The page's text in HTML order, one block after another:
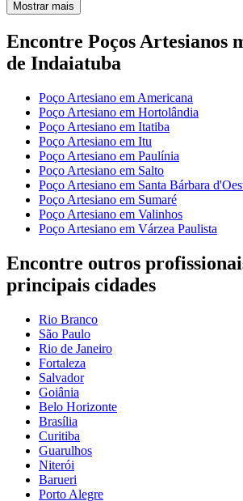
Mostrar mais
Encontre Poços Artesianos
de Indaiatuba
Poço Artesiano em Americana
Poço Artesiano em Hortolândia
Poço Artesiano em Itatiba
Poço Artesiano em Itu
Poço Artesiano em Paulínia
Poço Artesiano em Salto
Poço Artesiano em Santa Bárbara
Poço Artesiano em Sumaré
Poço Artesiano em Valinhos
Poço Artesiano em Várzea Paulista
Encontre outros
principais cidades
Rio Branco
São Paulo
Rio de Janeiro
Fortaleza
Salvador
Goiânia
Belo Horizonte
Brasília
Curitiba
Guarulhos
Niterói
Barueri
Porto Alegre